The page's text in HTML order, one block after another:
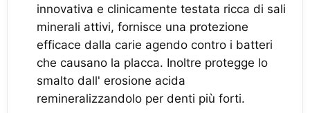
innovativa e clinicamente testata ricca di sali
minerali attivi, fornisce una protezione
efficace dalla carie agendo contro i batteri
che causano la placca. Inoltre protegge lo
smalto dall' erosione acida
remineralizzandolo per denti più forti.